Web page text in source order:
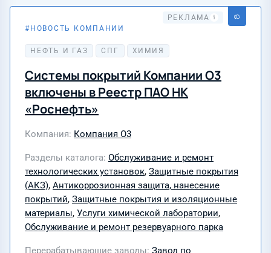
НОВОСТЬ КОМПАНИИ
20 июля 2026
НЕФТЬ И ГАЗ
СПГ ХИМИЯ
Системы покрытий Компании О3
включены в Реестр ПАО НК
«Роснефть»
Компания Компания О3
Разделы каталога Обслуживание и ремонт
технологических установок, Защитные покрытия
(АКЗ), Антикоррозионная защита, нанесение
покрытий, Защитные покрытия и изоляционные
материалы, Услуги химической лаборатории,
Обслуживание и ремонт резервуарного парка
Перерабатывающие заводы Завод по